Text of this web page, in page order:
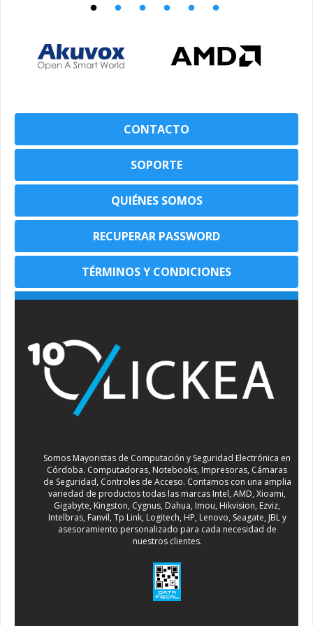
CONTACTO
SOPORTE
QUIÉNES SOMOS
RECUPERAR PASSWORD
TÉRMINOS Y CONDICIONES
Somos Mayoristas de Computación y Seguridad Electrónica en
Córdoba. Computadoras, Notebooks, Impresoras, Cámaras
de Seguridad, Controles de Acceso. Contamos con una amplia
variedad de productos todas las marcas Intel, AMD, Xioami,
Gigabyte, Kingston, Cygnus, Dahua, Imou, Hikvision, Ezviz,
Intelbras, Fanvil, Tp Link, Logitech, HP, Lenovo, Seagate, JBL y
asesoramiento personalizado para cada necesidad de
nuestros clientes.